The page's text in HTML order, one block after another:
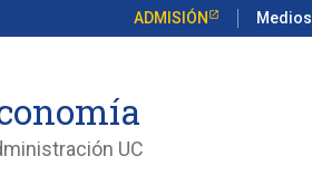
ADMISIÓN Medios
UC